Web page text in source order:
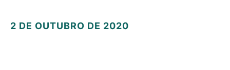
2 DE OUTUBRO DE 2020